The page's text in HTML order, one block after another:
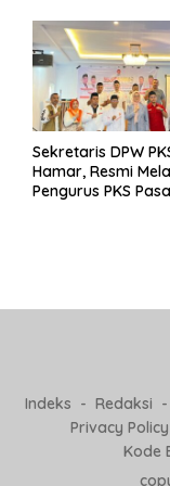
Sekretaris DPW
Hamar, Resmi
Pengurus PKS
Indeks Redaksi
Privacy Policy
Kode